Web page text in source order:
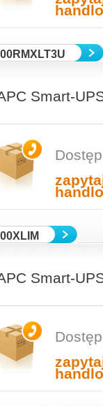
Smart-
Smart-